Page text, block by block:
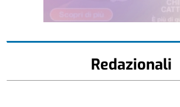
Redazionali